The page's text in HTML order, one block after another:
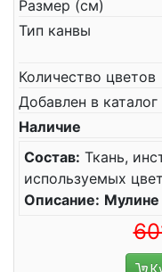
Размер (см)
Тип канвы
Количество цветов
Добавлен в каталог
Наличие
Состав: Ткань,
используемых
Описание: Мулине